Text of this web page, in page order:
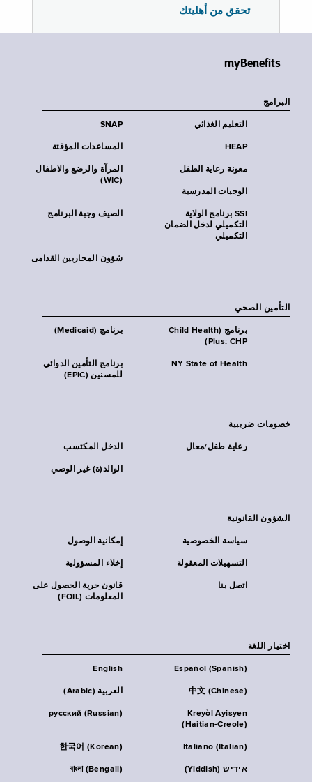
تحقق من أهليتك
myBenefits
البرامج
SNAP التعليم الغذائي
المساعدات المؤقتة HEAP
المرآة والرضع والاطفال
(WIC)
معونة رعاية الطفل
الوجبات المدرسية
الصيف وجبة البرنامج
SSI برنامج الولاية
التكميلي لدخل الضمان
التكميلي
شؤون المحاربين القدامى
التأمين الصحي
برنامج (Medicaid)
برنامج (Child Health
Plus: CHP)
برنامج التأمين الدوائي
للمسنين (EPIC)
NY State of Health
خصومات ضريبية
الدخل المكتسب رعاية طفل/معال
الوالد(ة) غير الوصي
الشؤون القانونية
إمكانية الوصول سياسة الخصوصية
إخلاء المسؤولية التسهيلات المعقولة
قانون حرية الحصول على
المعلومات (FOIL)
اتصل بنا
اختيار اللغة
English Español (Spanish)
العربية (Arabic) 中文 (Chinese)
русский (Russian)
Kreyòl Ayisyen
(Haitian-Creole)
한국어 (Korean) Italiano (Italian)
বাংলা (Bengali) אידיש (Yiddish)